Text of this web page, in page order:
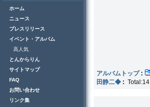
ホーム
ニュース
プレスリリース
イベント・アルバム
高人気
とんからりん
サイトマップ
FAQ
お問い合わせ
リンク集
アルバムトップ:
田静二◆ : Total:14